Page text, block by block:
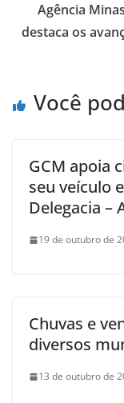
Agência
destaca os
Você
GCM apoia
seu veículo
Delegacia –
19 de outubro de
Chuvas e
diversos
13 de outubro de